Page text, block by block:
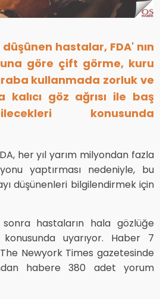
hastalar, FDA' nın
göre çift görme, kuru
kullanmada zorluk ve
göz ağrısı ile baş
konusunda
her yıl yarım milyondan fazla
yaptırması nedeniyle, bu
düşünenleri bilgilendirmek için
sonra hastaların hala gözlüğe
uyarıyor. Haber 7
Newyork Times gazetesinde
habere 380 adet yorum